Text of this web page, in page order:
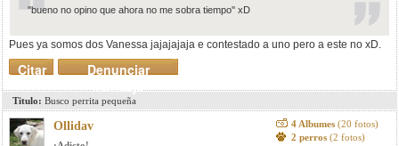
''bueno no opino que ahora no me sobra tiempo'' xD
Pues ya somos dos Vanessa jajajajaja e contestado a uno pero a este no xD.
Denunciar
mensaje
Citar
Titulo: Busco perrita pequeña
Ollidav 4 Albumes (20 fotos)
2 perros (2 fotos)